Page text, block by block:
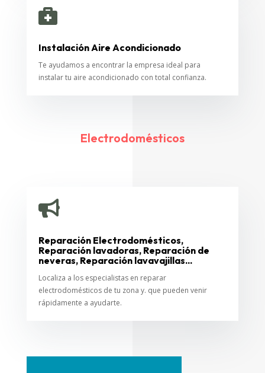

Instalación Aire Acondicionado
Te ayudamos a encontrar la empresa ideal para
instalar tu aire acondicionado con total confianza.
Electrodomésticos

Reparación Electrodomésticos,
Reparación lavadoras, Reparación de
neveras, Reparación lavavajillas...
Localiza a los especialistas en reparar
electrodomésticos de tu zona y. que pueden venir
rápidamente a ayudarte.